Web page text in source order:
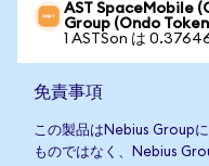
AST SpaceMobile
Group (Ondo
1 ASTSon は
免責事項
この製品はNebius Group
ものではなく、Nebius